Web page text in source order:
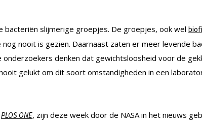
bacteriën slijmerige groepjes. De groepjes, ook wel
nooit is gezien. Daarnaast zaten er meer levende
onderzoekers denken dat gewichtsloosheid voor de
gelukt om dit soort omstandigheden in een
PLOS ONE, zijn deze week door de NASA in het nieuws